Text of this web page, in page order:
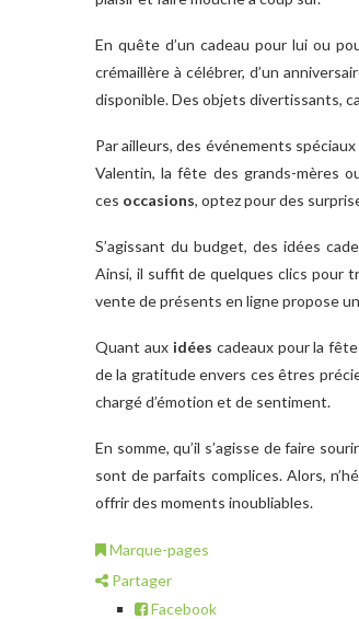
En quête d’un cadeau pour lui ou
crémaillère à célébrer, d’un
disponible. Des objets divertissants,
Par ailleurs, des événements
Valentin, la fête des grands-mères
ces occasions, optez pour des
S’agissant du budget, des idées
Ainsi, il suffit de quelques clics pour
vente de présents en ligne propose
Quant aux idées cadeaux pour la
de la gratitude envers ces êtres
chargé d’émotion et de sentiment.
En somme, qu’il s’agisse de faire
sont de parfaits complices. Alors,
offrir des moments inoubliables.
Marque-pages
Partager
Facebook